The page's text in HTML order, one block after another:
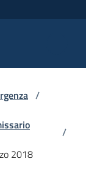
/
/
2018